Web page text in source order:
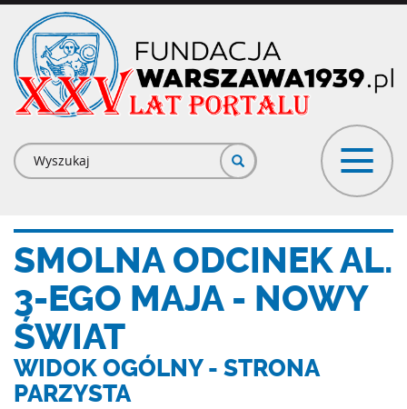
Przejdź
treści
Formularz
wyszukiwania
SMOLNA ODCINEK AL.
3-EGO MAJA - NOWY
ŚWIAT
WIDOK OGÓLNY - STRONA
PARZYSTA